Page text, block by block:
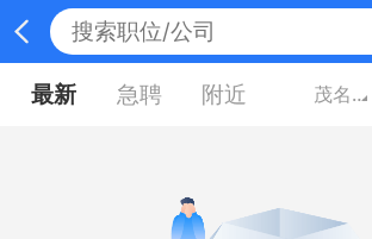
最新 急聘 附近 茂名广东